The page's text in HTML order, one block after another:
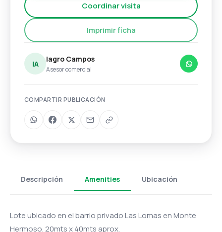
Descripción Amenities Ubicación
Lote ubicado en el barrio privado Las Lomas en Monte
Hermoso. 20mts x 40mts aprox.
Coordinar visita
Imprimir ficha
IA
Iagro Campos
Asesor comercial
COMPARTIR PUBLICACIÓN